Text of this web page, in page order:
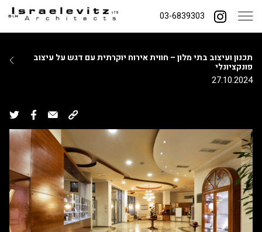
03-6839303
תכנון ועיצוב בתי מלון – חווית אירוח יוקרתית עם דגש על עיצוב
פונקציונלי
27.10.2024